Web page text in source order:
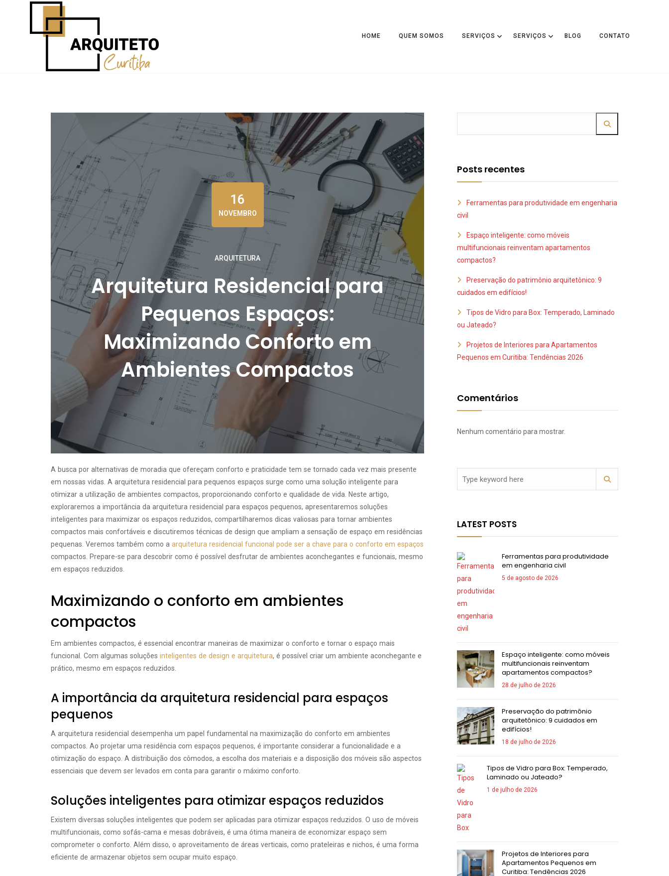
HOME QUEM SOMOS SERVIÇOS SERVIÇOS BLOG CONTATO
16
NOVEMBRO
ARQUITETURA
Arquitetura Residencial para
Pequenos Espaços:
Maximizando Conforto em
Ambientes Compactos
A busca por alternativas de moradia que ofereçam conforto e praticidade tem se tornado cada vez mais presente
em nossas vidas. A arquitetura residencial para pequenos espaços surge como uma solução inteligente para
otimizar a utilização de ambientes compactos, proporcionando conforto e qualidade de vida. Neste artigo,
exploraremos a importância da arquitetura residencial para espaços pequenos, apresentaremos soluções
inteligentes para maximizar os espaços reduzidos, compartilharemos dicas valiosas para tornar ambientes
compactos mais confortáveis e discutiremos técnicas de design que ampliam a sensação de espaço em residências
pequenas. Veremos também como a arquitetura residencial funcional pode ser a chave para o conforto em espaços
compactos. Prepare-se para descobrir como é possível desfrutar de ambientes aconchegantes e funcionais, mesmo
em espaços reduzidos.
Maximizando o conforto em ambientes
compactos
Em ambientes compactos, é essencial encontrar maneiras de maximizar o conforto e tornar o espaço mais
funcional. Com algumas soluções inteligentes de design e arquitetura, é possível criar um ambiente aconchegante e
prático, mesmo em espaços reduzidos.
A importância da arquitetura residencial para espaços
pequenos
A arquitetura residencial desempenha um papel fundamental na maximização do conforto em ambientes
compactos. Ao projetar uma residência com espaços pequenos, é importante considerar a funcionalidade e a
otimização do espaço. A distribuição dos cômodos, a escolha dos materiais e a disposição dos móveis são aspectos
essenciais que devem ser levados em conta para garantir o máximo conforto.
Soluções inteligentes para otimizar espaços reduzidos
Existem diversas soluções inteligentes que podem ser aplicadas para otimizar espaços reduzidos. O uso de móveis
multifuncionais, como sofás-cama e mesas dobráveis, é uma ótima maneira de economizar espaço sem
comprometer o conforto. Além disso, o aproveitamento de áreas verticais, como prateleiras e nichos, é uma forma
eficiente de armazenar objetos sem ocupar muito espaço.
Posts recentes
Ferramentas para produtividade em engenharia
civil
Espaço inteligente: como móveis
multifuncionais reinventam apartamentos
compactos?
Preservação do patrimônio arquitetônico: 9
cuidados em edifícios!
Tipos de Vidro para Box: Temperado, Laminado
ou Jateado?
Projetos de Interiores para Apartamentos
Pequenos em Curitiba: Tendências 2026
Comentários
Nenhum comentário para mostrar.
LATEST POSTS
Ferramentas para produtividade
em engenharia civil
5 de agosto de 2026
Espaço inteligente: como móveis
multifuncionais reinventam
apartamentos compactos?
28 de julho de 2026
Preservação do patrimônio
arquitetônico: 9 cuidados em
edifícios!
18 de julho de 2026
Tipos de Vidro para Box: Temperado,
Laminado ou Jateado?
1 de julho de 2026
Projetos de Interiores para
Apartamentos Pequenos em
Curitiba: Tendências 2026